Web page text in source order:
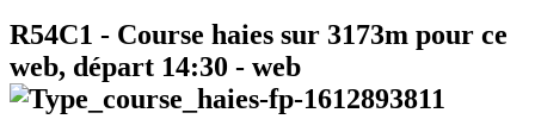
R54C1 - Course haies sur 3173m pour ce
web, départ 14:30 - web